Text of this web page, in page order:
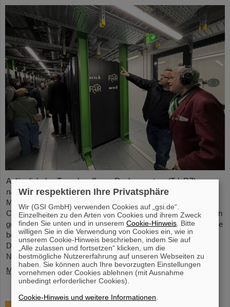
Anlässlich des Tags der offenen Rechenzentren (TdoRZ)
nahmen 78 Teilnehmende sowie zwei Schulklassen die
Möglichkeit wahr, das Höchstleistungsrechenzentrum Green IT
Cube auf dem GSI/FAIR-Campus zu besuchen. Im Rahmen von
geführten Touren erhielten sie die Gelegenheit, einen Blick auf die
besonders nachhaltige und energieeffiziente Technologie des
Data Centers zu werfen und sich über die wissenschaftliche
Nutzung zu informieren.
Mehr »
Tschechischer Sachbeitrag für NUSTAR –
Wir respektieren Ihre Privatsphäre
Wir (GSI GmbH) verwenden Cookies auf „gsi.de“.
Einzelheiten zu den Arten von Cookies und ihrem Zweck
finden Sie unten und in unseremCookie-Hinweis . Bitte
willigen Sie in die Verwendung von Cookies ein, wie in
unserem Cookie-Hinweis beschrieben, indem Sie auf
„Alle zulassen und fortsetzen“ klicken, um die
bestmögliche Nutzererfahrung auf unseren Webseiten zu
haben. Sie können auch Ihre bevorzugten Einstellungen
vornehmen oder Cookies ablehnen (mit Ausnahme
unbedingt erforderlicher Cookies).
Cookie-Hinweis und weitere Informationen